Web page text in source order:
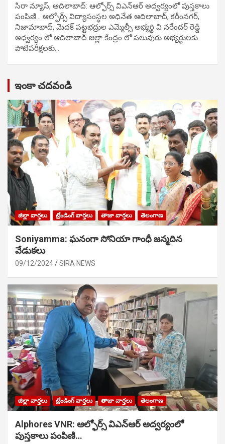
సిరా న్యూస్, ఆదిలాబాద్: ఆల్ఫోర్స్ విఎన్ఆర్ అద్వర్యంలో పుస్తకాలు
పంపిణి… ఆల్ఫోర్స్ విద్యాసంస్థల అధినేత ఆదిలాబాద్, కరీంనగర్,
నిజామాబాద్, మెదక్ పట్టభద్రుల ఎమ్మెల్సీ అభ్యర్థి వి నరేందర్ రెడ్డి
అధ్వర్యం లో ఆదిలాబాద్ జిల్లా కేంద్రం లో పలువురు అభ్యర్థులకు
పోటిప‌రీక్ష‌ల‌కు…
ఇంకా చదవండి
జిల్లా వార్తలు ట్రేండింగ్ వార్తలు తాజా వార్తలు తెలంగాణ
Soniyamma: ఘ‌నంగా సోనియా గాంధీ జ‌న్మ‌దిన
వేడుక‌లు
09/12/2024 SIRA NEWS
జిల్లా వార్తలు ట్రేండింగ్ వార్తలు తాజా వార్తలు తెలంగాణ
Alphores VNR: ఆల్ఫోర్స్ విఎన్ఆర్ అద్వర్యంలో
పుస్తకాలు పంపిణి…